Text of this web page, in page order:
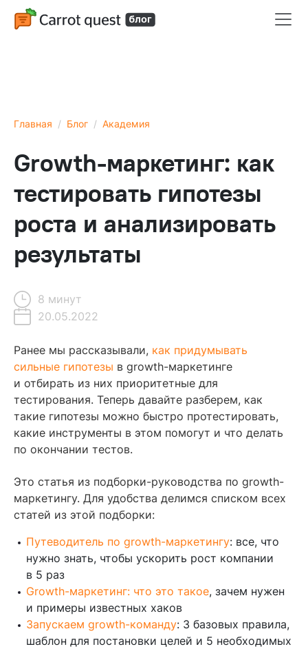
Главная Блог Академия
Growth-маркетинг: как
тестировать гипотезы
роста и анализировать
результаты
8 минут
20.05.2022
Содержание
Как тестировать гипотезы
Как анализировать результаты тестов
Что делать с протестированными гипотезами
Закрепим
Ранее мы рассказывали, как придумывать
сильные гипотезы в growth-маркетинге
и отбирать из них приоритетные для
тестирования. Теперь давайте разберем, как
такие гипотезы можно быстро протестировать,
какие инструменты в этом помогут и что делать
по окончании тестов.
Это статья из подборки-руководства по growth-
маркетингу. Для удобства делимся списком всех
статей из этой подборки:
Путеводитель по growth-маркетингу: все, что
нужно знать, чтобы ускорить рост компании
в 5 раз
Growth-маркетинг: что это такое, зачем нужен
и примеры известных хаков
Запускаем growth-команду: 3 базовых правила,
шаблон для постановки целей и 5 необходимых